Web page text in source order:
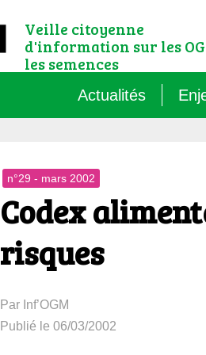
Veille citoyenne
d'information sur les
les semences
Actualités
Le
n°29 - mars 2002
Codex
risques
Par Inf’OGM
Publié le 06/03/2002